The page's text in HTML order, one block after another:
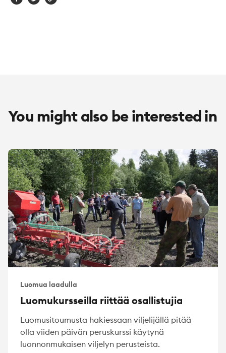
You might also be interested in
Luomua laadulla
Luomukursseilla riittää osallistujia
Luomusitoumusta hakiessaan viljelijällä pitää
olla viiden päivän peruskurssi käytynä
luonnonmukaisen viljelyn perusteista.